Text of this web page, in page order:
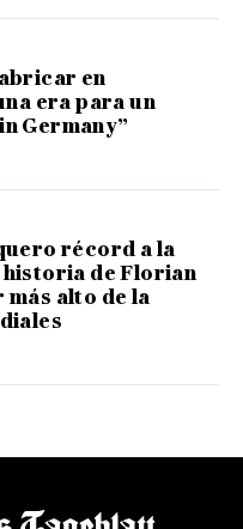
en
era para un
Germany”
récord a la
historia de Florian
alto de la